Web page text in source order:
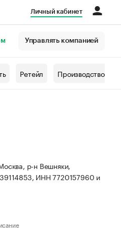
Личный кабинет
Управлять компанией
Ретейл Производство
р-н Вешняки,
ИНН 7720157960 и